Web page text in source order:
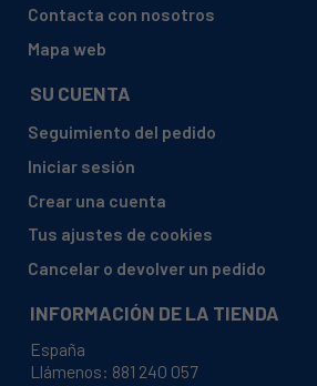
COMFEE, KWT 810
CONTINENTAL-EDISON, CESLCE8WS
CURTISS, MSC70EBDI
CURTISS, MSC80EBDI
Contacta con nosotros
Mapa web
SU CUENTA
Seguimiento del pedido
Iniciar sesión
Crear una cuenta
Tus ajustes de cookies
Cancelar o devolver un pedido
INFORMACIÓN DE LA TIENDA
España
Llámenos: 881 240 057